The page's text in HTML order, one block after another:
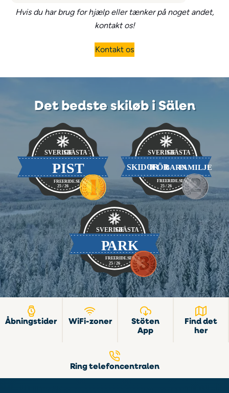
Hvis du har brug for hjælp eller tænker på noget andet,
kontakt os!
Kontakt os
Det bedste skiløb i Sälen
Åbningstider WiFi-zoner
Stöten
App
Find det
her
Ring telefoncentralen